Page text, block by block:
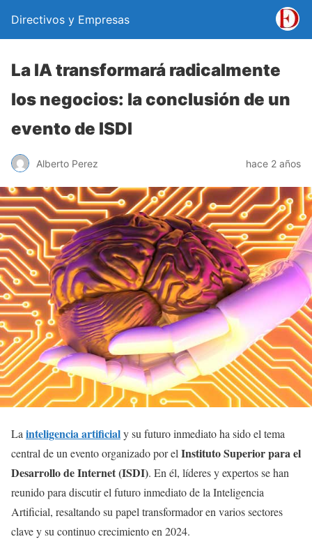
Directivos y Empresas
La IA transformará radicalmente
los negocios: la conclusión de un
evento de ISDI
Alberto Perez hace 2 años
La inteligencia artificialy su futuro inmediato ha sido el tema
central de un evento organizado por el Instituto Superior para el
Desarrollo de Internet (ISDI). En él, líderes y expertos se han
reunido para discutir el futuro inmediato de la Inteligencia
Artificial, resaltando su papel transformador en varios sectores
clave y su continuo crecimiento en 2024.